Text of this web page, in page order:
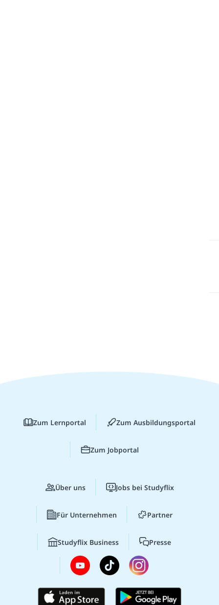
Zum Lernportal Zum Ausbildungsportal
Zum Jobportal
Über uns Jobs bei Studyflix
Für Unternehmen Partner
Studyflix Business Presse